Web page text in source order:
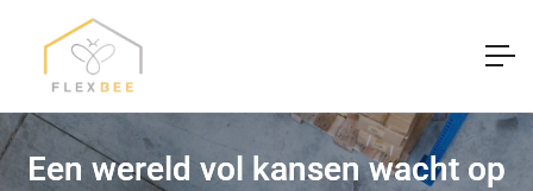
Een wereld vol kansen wacht op